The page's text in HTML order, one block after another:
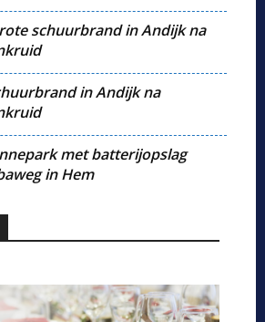
schuurbrand in Andijk na
in Andijk na
met batterijopslag
in Hem